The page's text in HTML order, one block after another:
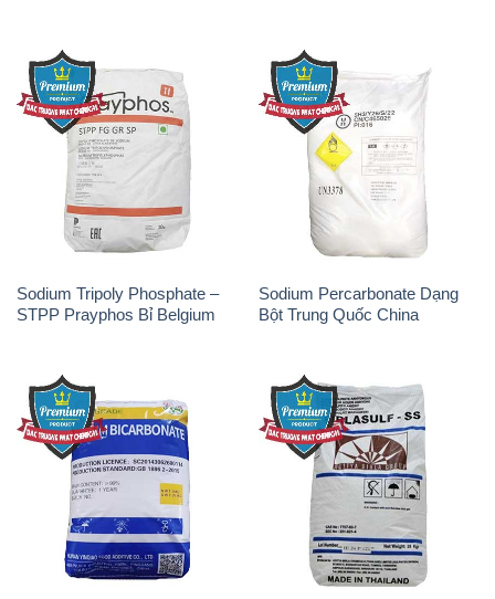
Sodium Tripoly Phosphate –
STPP Prayphos Bỉ Belgium
Sodium Percarbonate Dạng
Bột Trung Quốc China
Sodium Bicarbonate – Bicar
NaHCO3 Hunan Trung Quốc
Natri Sunphit – NA2SO3 Thái